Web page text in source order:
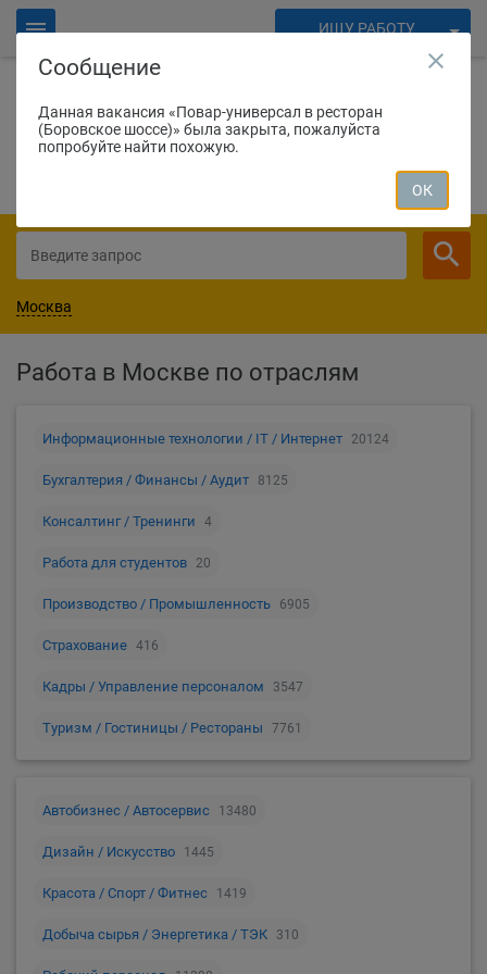
ИЩУ РАБОТУ
ИЩУ СОТРУДНИКОВ
Для работодателей
1655соискателей нашли работу вчера
Москва
Работа в Москве по отраслям
Информационные технологии / IT / Интернет 20124
Бухгалтерия / Финансы / Аудит 8125
Консалтинг / Тренинги 4
Работа для студентов 20
Производство / Промышленность 6905
Страхование 416
Кадры / Управление персоналом 3547
Туризм / Гостиницы / Рестораны 7761
Автобизнес / Автосервис 13480
Дизайн / Искусство 1445
Красота / Спорт / Фитнес 1419
Добыча сырья / Энергетика / ТЭК 310
close
Сообщение
Данная вакансия «Повар-универсал в ресторан
(Боровское шоссе)» была закрыта, пожалуйста
попробуйте найти похожую.
ОК